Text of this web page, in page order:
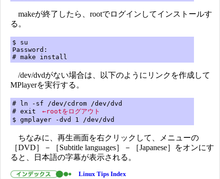
makeが終了したら、rootでログインしてインストールす
る。
$ su
Password:
# make install
/dev/dvdがない場合は、以下のようにリンクを作成して
MPlayerを実行する。
# ln -sf /dev/cdrom /dev/dvd
# exit ←rootをログアウト
$ gmplayer -dvd 1 /dev/dvd
ちなみに、再生画面を右クリックして、メニューの
［DVD］－［Subtitle languages］－［Japanese］をオンにす
ると、日本語の字幕が表示される。
Linux Tips Index